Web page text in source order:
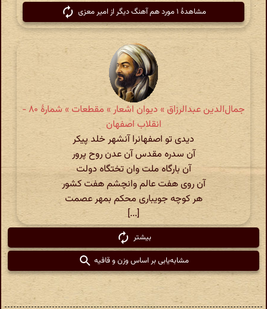
مشاهدهٔ ۱ مورد هم آهنگ دیگر از امیر معزی
جمال‌الدین عبدالرزاق » دیوان اشعار » مقطعات » شمارهٔ ۸۰ -
انقلاب اصفهان
دیدی تو اصفهانرا آنشهر خلد پیکر
آن سدره مقدس آن عدن روح پرور
آن بارگاه ملت وان تختگاه دولت
آن روی هفت عالم وانچشم هفت کشور
هر کوچه جویباری محکم بمهر عصمت
[...]
بیشتر
مشابه‌یابی بر اساس وزن و قافیه